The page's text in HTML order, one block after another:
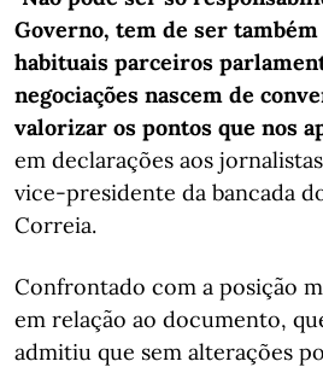
Governo, tem de ser
habituais parceiros
negociações nascem de
valorizar os pontos que nos
em declarações aos
vice-presidente da bancada
Correia.
Confrontado com a posição
em relação ao documento,
admitiu que sem alterações